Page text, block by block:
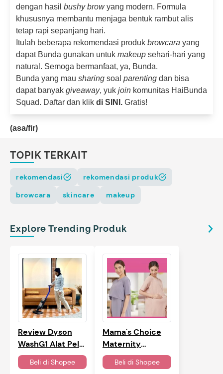
dengan hasil bushy browyang modern. Formula
khususnya membantu menjaga bentuk rambut alis
tetap rapi sepanjang hari.
Itulah beberapa rekomendasi produk browcara yang
dapat Bunda gunakan untuk makeup sehari-hari yang
natural. Semoga bermanfaat, ya, Bunda.
Bunda yang mau sharing soal parenting dan bisa
dapat banyak giveaway, yuk join komunitas HaiBunda
Squad. Daftar dan klik di SINI. Gratis!
(asa/fir)
TOPIK TERKAIT
rekomendasi
rekomendasi produk
browcara
skincare makeup
Explore Trending Produk
Review Dyson
WashG1 Alat Pel
Lantai Canggih,
Bersihkan
Beli di Shopee
Mama's Choice
Maternity
Knitted Dress
Beli di Shopee